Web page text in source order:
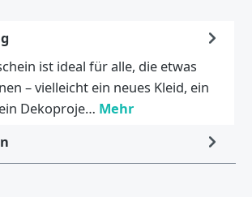
ist ideal für alle, die etwas
– vielleicht ein neues Kleid, ein
Dekoproje… Mehr